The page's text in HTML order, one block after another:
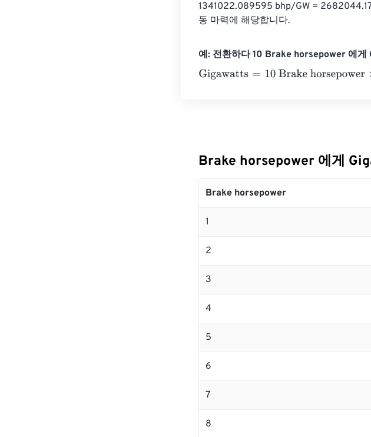
1341022.089595 bhp/GW =
동 마력에 해당합니다.
예: 전환하다 10 Brake horsepower 에게
Gigawatts=10 Brake horsepower×
Brake horsepower 에게
Brake horsepower
1
2
3
4
5
6
7
8